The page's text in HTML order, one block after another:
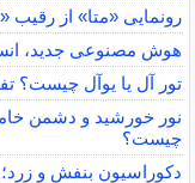
رونمایی «متا» از رقیب
هوش مصنوعی جدید،
تور آل یا یوآل چیست؟
نور خورشید و دشمن
چیست؟
دکوراسیون بنفش و زرد؛